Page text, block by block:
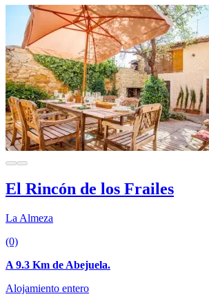
El Rincón de los Frailes
La Almeza
(0)
A 9.3 Km de Abejuela.
Alojamiento entero